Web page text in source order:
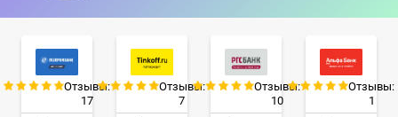
Отзывы:
17
Отзывы:
7
Отзывы:
10
Отзывы:
1